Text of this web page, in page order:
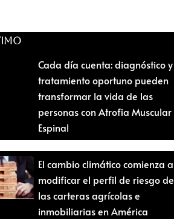
Cada día cuenta: diagnóstico y
tratamiento oportuno pueden
transformar la vida de las
personas con Atrofia Muscular
Espinal
El cambio climático comienza a
modificar el perfil de riesgo de
las carteras agrícolas e
inmobiliarias en América